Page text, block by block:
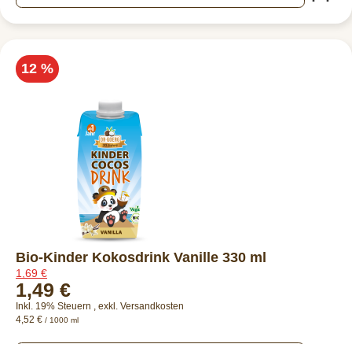
12 %
Bio-Kinder Kokosdrink Vanille 330 ml
1,69 €
1,49 €
Inkl. 19% Steuern , exkl. Versandkosten
4,52 € / 1000 ml